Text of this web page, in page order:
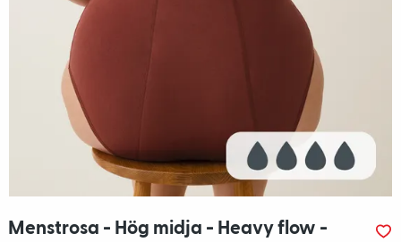
Menstrosa - Hög midja - Heavy flow -